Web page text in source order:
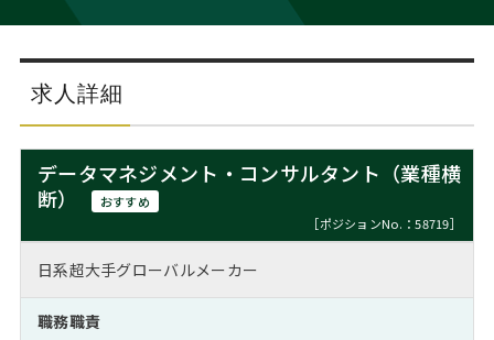
コンサ
サービス案内 キャリ
コンサルタントの紹介
キャリアデザイン講座
（最新求人市場動向）
MBAの
ステージ別アドバイス
MBAの転職事例
MBAからのFAQ
MBA留学生数の推移
日本か
インターン受入企業一覧
英文レジュメの書き方 パワー
職務経歴書の書き方
よくある面接Q&A集
“展”職相談室
転職市場の明日をよめ
転職成功への4つの鍵
注目企業インタビュー
ジョブフェア
キャリアデザインセミナー
キャリアフォーラム
Career Talk Live
沿革
主なクライアント
採用情報
ニュースリリース
求人詳細
データマネジメント・コンサルタント（業種横
断）
おすすめ
［ポジションNo.：58719］
日系超大手グローバルメーカー
職務職責